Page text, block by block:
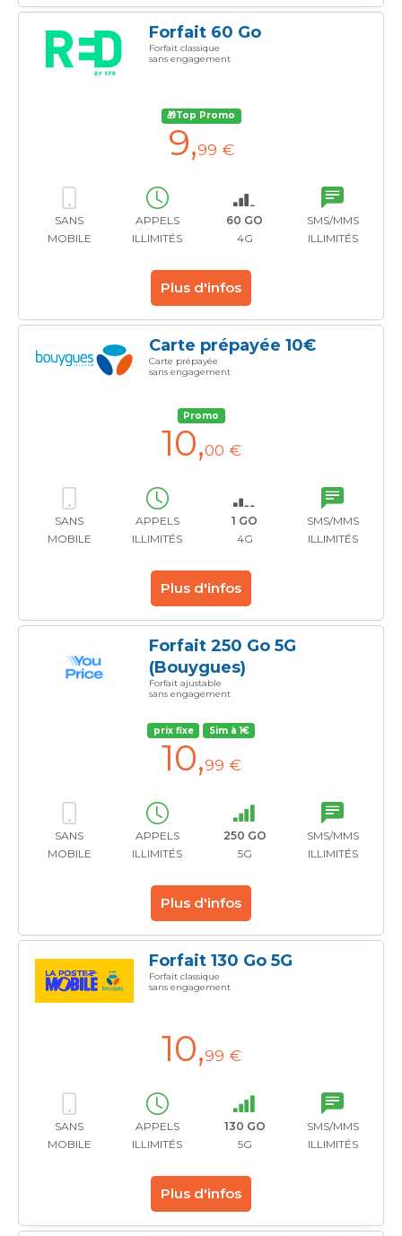
Forfait 60 Go
Forfait classique
sans engagement
🎁Top Promo
9,99 €
SANS
MOBILE
APPELS
ILLIMITÉS
60 GO
4G
SMS/MMS
ILLIMITÉS
Plus d'infos
Carte prépayée 10€
Carte prépayée
sans engagement
Promo
10,00 €
SANS
MOBILE
APPELS
ILLIMITÉS
1 GO
4G
SMS/MMS
ILLIMITÉS
Plus d'infos
Forfait 250 Go 5G
(Bouygues)
Forfait ajustable
sans engagement
prix fixe Sim à 1€
10,99 €
SANS
MOBILE
APPELS
ILLIMITÉS
250 GO
5G
SMS/MMS
ILLIMITÉS
Plus d'infos
Forfait 130 Go 5G
Forfait classique
sans engagement
10,99 €
SANS
MOBILE
APPELS
ILLIMITÉS
130 GO
5G
SMS/MMS
ILLIMITÉS
Plus d'infos